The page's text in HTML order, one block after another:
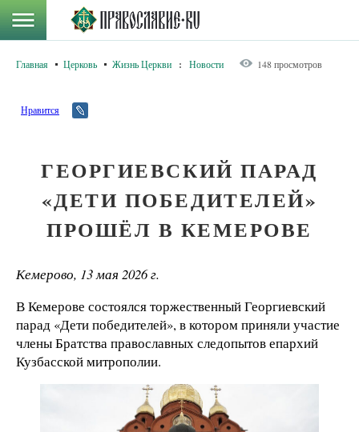
Главная Церковь Жизнь Церкви : Новости 148 просмотров
Нравится
ГЕОРГИЕВСКИЙ ПАРАД
«ДЕТИ ПОБЕДИТЕЛЕЙ»
ПРОШЁЛ В КЕМЕРОВЕ
Кемерово, 13 мая 2026 г.
В Кемерове состоялся торжественный Георгиевский
парад «Дети победителей», в котором приняли участие
члены Братства православных следопытов епархий
Кузбасской митрополии.